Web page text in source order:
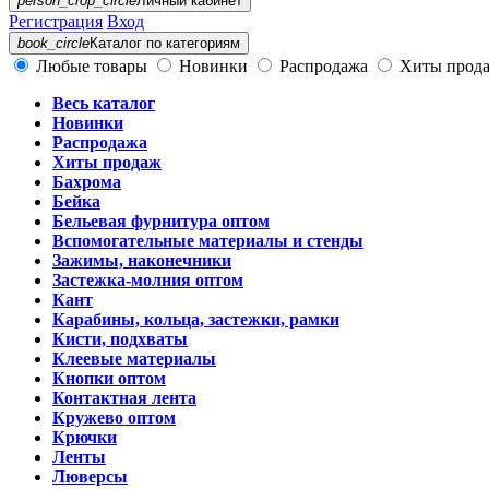
Регистрация Вход
book_circleКаталог по категориям
Любые товары Новинки Распродажа
Хиты
Весь каталог
Новинки
Распродажа
Хиты продаж
Бахрома
Бейка
Бельевая фурнитура оптом
Вспомогательные материалы и стенды
Зажимы, наконечники
Застежка-молния оптом
Кант
Карабины, кольца, застежки, рамки
Кисти, подхваты
Клеевые материалы
Кнопки оптом
Контактная лента
Кружево оптом
Крючки
Ленты
Люверсы